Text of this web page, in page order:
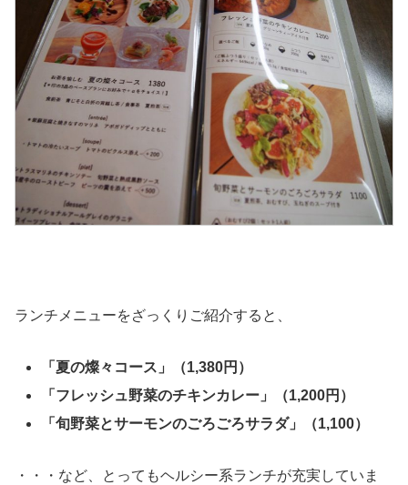
ランチメニューをざっくりご紹介すると、
「夏の燦々コース」（1,380円）
「フレッシュ野菜のチキンカレー」（1,200円）
「旬野菜とサーモンのごろごろサラダ」（1,100）
・・・など、とってもヘルシー系ランチが充実していま